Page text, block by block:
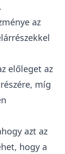
az
előleget az
míg
azt az
hogy a